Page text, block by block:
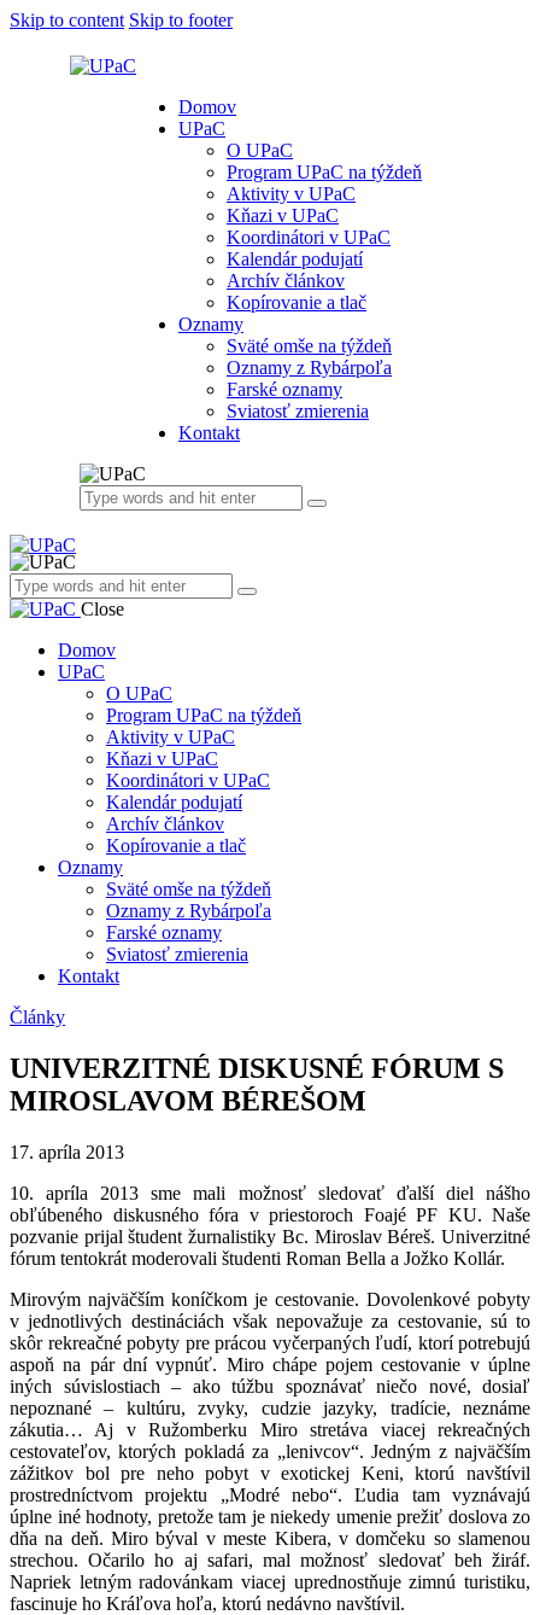
Skip to content Skip to footer
Domov
UPaC
O UPaC
Program UPaC na týždeň
Aktivity v UPaC
Kňazi v UPaC
Koordinátori v UPaC
Kalendár podujatí
Archív článkov
Kopírovanie a tlač
Oznamy
Sväté omše na týždeň
Oznamy z Rybárpoľa
Farské oznamy
Sviatosť zmierenia
Kontakt
Close
Domov
UPaC
O UPaC
Program UPaC na týždeň
Aktivity v UPaC
Kňazi v UPaC
Koordinátori v UPaC
Kalendár podujatí
Archív článkov
Kopírovanie a tlač
Oznamy
Sväté omše na týždeň
Oznamy z Rybárpoľa
Farské oznamy
Sviatosť zmierenia
Kontakt
Články
UNIVERZITNÉ DISKUSNÉ FÓRUM S
MIROSLAVOM BÉREŠOM
17. apríla 2013
10. apríla 2013 sme mali možnosť sledovať ďalší diel nášho
obľúbeného diskusného fóra v priestoroch Foajé PF KU. Naše
pozvanie prijal študent žurnalistiky Bc. Miroslav Béreš. Univerzitné
fórum tentokrát moderovali študenti Roman Bella a Jožko Kollár.
Mirovým najväčším koníčkom je cestovanie. Dovolenkové pobyty
v jednotlivých destináciách však nepovažuje za cestovanie, sú to
skôr rekreačné pobyty pre prácou vyčerpaných ľudí, ktorí potrebujú
aspoň na pár dní vypnúť. Miro chápe pojem cestovanie v úplne
iných súvislostiach – ako túžbu spoznávať niečo nové, dosiaľ
nepoznané – kultúru, zvyky, cudzie jazyky, tradície, neznáme
zákutia… Aj v Ružomberku Miro stretáva viacej rekreačných
cestovateľov, ktorých pokladá za „lenivcov“. Jedným z najväčším
zážitkov bol pre neho pobyt v exotickej Keni, ktorú navštívil
prostredníctvom projektu „Modré nebo“. Ľudia tam vyznávajú
úplne iné hodnoty, pretože tam je niekedy umenie prežiť doslova zo
dňa na deň. Miro býval v meste Kibera, v domčeku so slamenou
strechou. Očarilo ho aj safari, mal možnosť sledovať beh žiráf.
Napriek letným radovánkam viacej uprednostňuje zimnú turistiku,
fascinuje ho Kráľova hoľa, ktorú nedávno navštívil.